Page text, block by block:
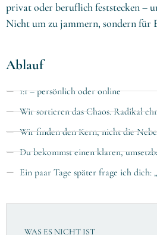
privat oder beruflich feststecken –
Nicht um zu jammern, sondern für
Ablauf
1:1 – persönlich oder online
Wir sortieren das Chaos. Radikal
Wir finden den Kern, nicht die
Du bekommst einen klaren,
Ein paar Tage später frage ich dich:
WAS ES NICHT IST